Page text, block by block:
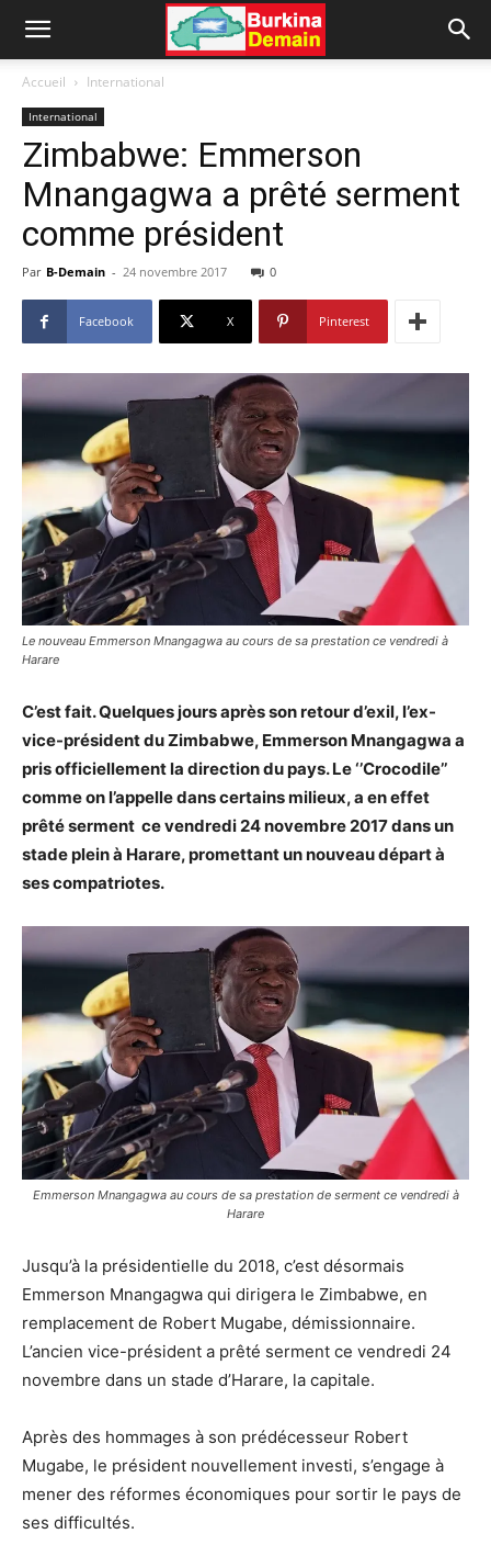
Accueil International
International
Zimbabwe: Emmerson
Mnangagwa a prêté serment
comme président
Par B-Demain - 24 novembre 2017 0
Facebook X Pinterest
Le nouveau Emmerson Mnangagwa au cours de sa prestation ce vendredi à
Harare
C’est fait. Quelques jours après son retour d’exil, l’ex-
vice-président du Zimbabwe, Emmerson Mnangagwa a
pris officiellement la direction du pays. Le ‘’Crocodile’’
comme on l’appelle dans certains milieux, a en effet
prêté serment ce vendredi 24 novembre 2017 dans un
stade plein à Harare, promettant un nouveau départ à
ses compatriotes.
Emmerson Mnangagwa au cours de sa prestation de serment ce vendredi à
Harare
Jusqu’à la présidentielle du 2018, c’est désormais
Emmerson Mnangagwa qui dirigera le Zimbabwe, en
remplacement de Robert Mugabe, démissionnaire.
L’ancien vice-président a prêté serment ce vendredi 24
novembre dans un stade d’Harare, la capitale.
Après des hommages à son prédécesseur Robert
Mugabe, le président nouvellement investi, s’engage à
mener des réformes économiques pour sortir le pays de
ses difficultés.